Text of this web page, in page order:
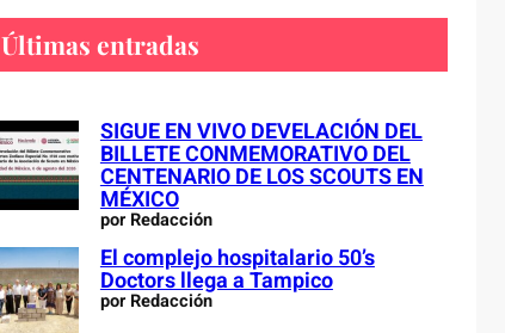
Últimas entradas
SIGUE EN VIVO DEVELACIÓN DEL
BILLETE CONMEMORATIVO DEL
CENTENARIO DE LOS SCOUTS EN
MÉXICO
por Redacción
El complejo hospitalario 50’s
Doctors llega a Tampico
por Redacción